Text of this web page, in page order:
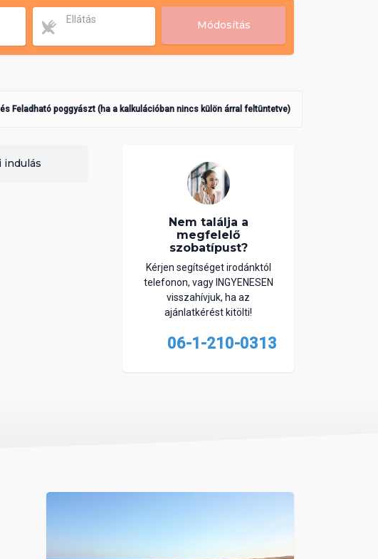
Ellátás Módosítás
Feladható poggyászt (ha a kalkulációban nincs külön árral feltüntetve)
indulás
Nem találja a
megfelelő
szobatípust?
Kérjen segítséget irodánktól
telefonon, vagy INGYENESEN
visszahívjuk, ha az
ajánlatkérést kitölti!
06-1-210-0313